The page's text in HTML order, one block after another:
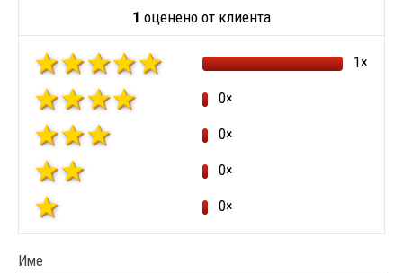
1 оценено от клиента
1×
0×
0×
0×
0×
Име